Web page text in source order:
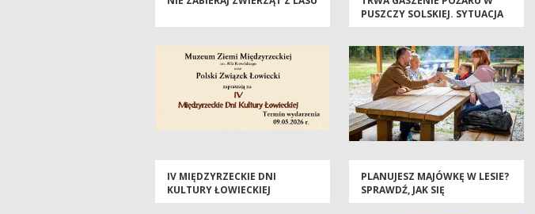
PUSZCZY SOLSKIEJ. SYTUACJA
WCIĄŻ POWAŻNA
IV MIĘDZYRZECKIE DNI
KULTURY ŁOWIECKIEJ
PLANUJESZ MAJÓWKĘ W LESIE?
SPRAWDŹ, JAK SIĘ
PRZYGOTOWAĆ